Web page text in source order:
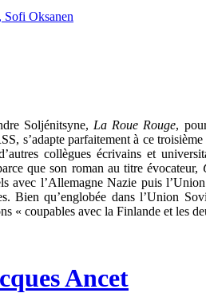
Soljénitsyne, La Roue Rouge,
s’adapte parfaitement à ce
collègues écrivains et
que son roman au titre évocateur,
avec l’Allemagne Nazie puis
Bien qu’englobée dans l’Union
« coupables avec la Finlande et les
Ancet